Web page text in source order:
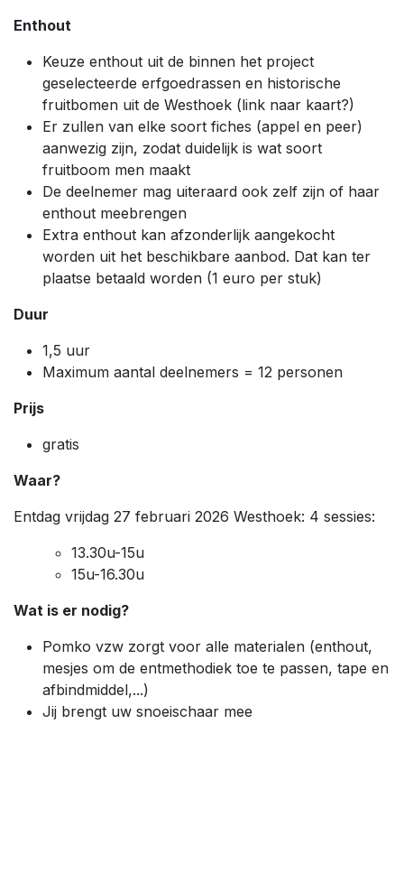
Enthout
Keuze enthout uit de binnen het project
geselecteerde erfgoedrassen en historische
fruitbomen uit de Westhoek (link naar kaart?)
Er zullen van elke soort fiches (appel en peer)
aanwezig zijn, zodat duidelijk is wat soort
fruitboom men maakt
De deelnemer mag uiteraard ook zelf zijn of haar
enthout meebrengen
Extra enthout kan afzonderlijk aangekocht
worden uit het beschikbare aanbod. Dat kan ter
plaatse betaald worden (1 euro per stuk)
Duur
1,5 uur
Maximum aantal deelnemers = 12 personen
Prijs
gratis
Waar?
Entdag vrijdag 27 februari 2026 Westhoek: 4 sessies:
13.30u-15u
15u-16.30u
Wat is er nodig?
Pomko vzw zorgt voor alle materialen (enthout,
mesjes om de entmethodiek toe te passen, tape en
afbindmiddel,...)
Jij brengt uw snoeischaar mee